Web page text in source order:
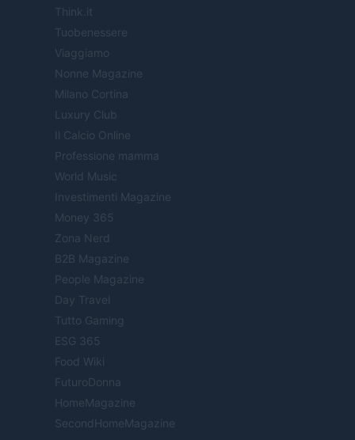
Think.it
Tuobenessere
Viaggiamo
Nonne Magazine
Milano Cortina
Luxury Club
Il Calcio Online
Professione mamma
World Music
Investimenti Magazine
Money 365
Zona Nerd
B2B Magazine
People Magazine
Day Travel
Tutto Gaming
ESG 365
Food Wiki
FuturoDonna
HomeMagazine
SecondHomeMagazine